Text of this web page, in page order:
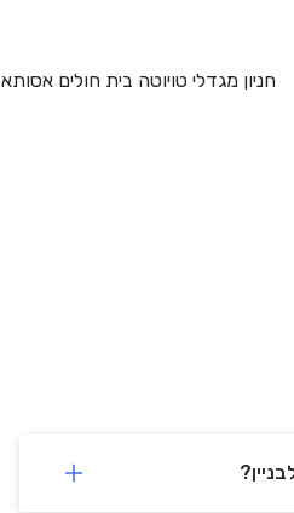
חניון מגדלי טויוטה בית חולים